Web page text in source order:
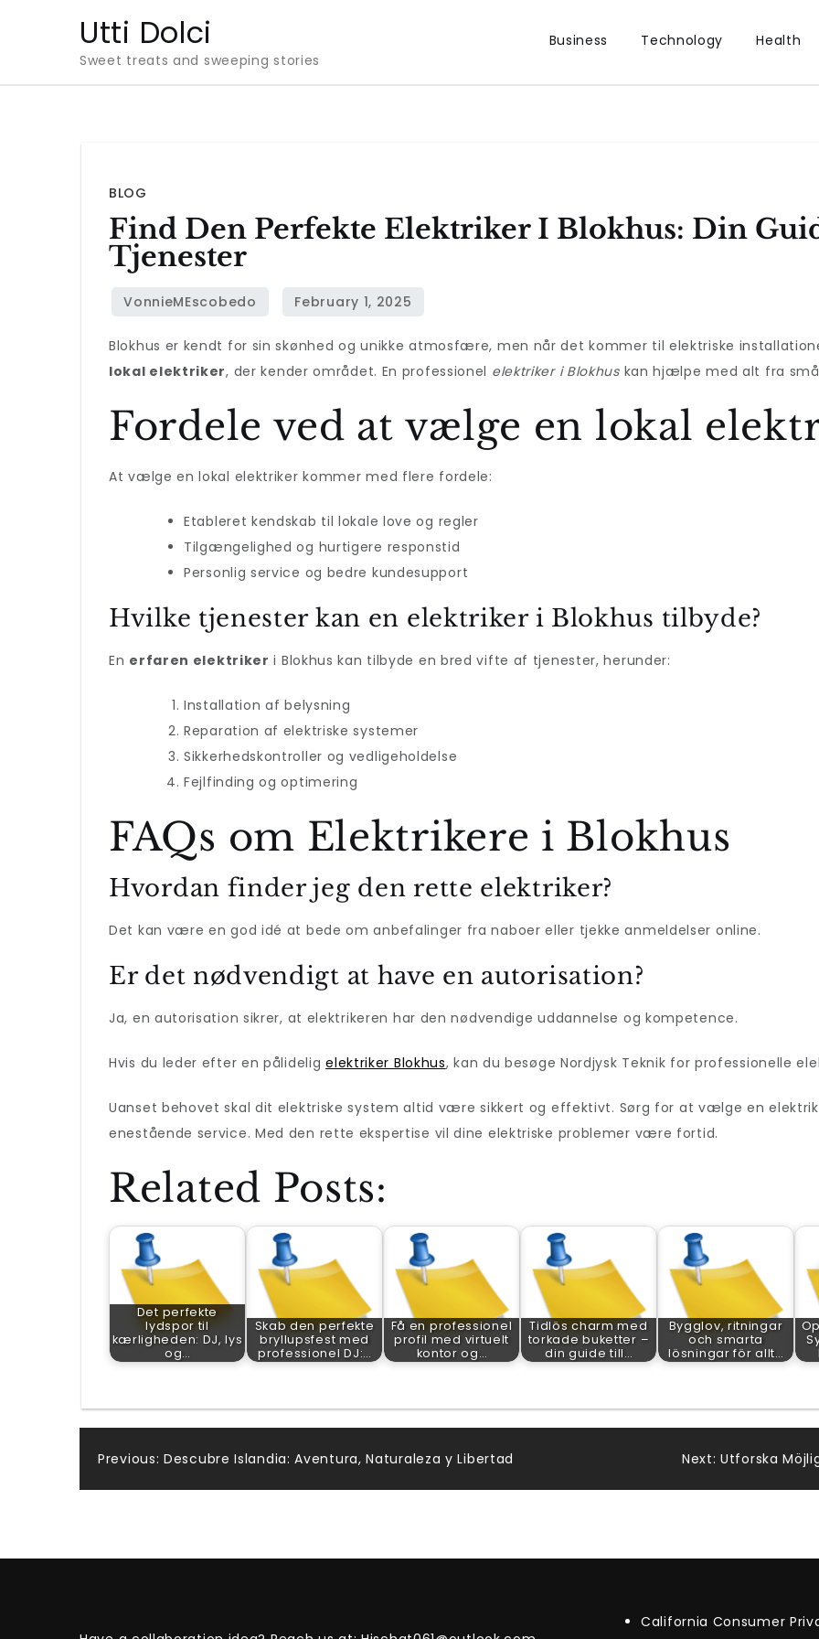
Utti Dolci
Sweet treats and sweeping stories
Business Technology Health
BLOG
Find Den Perfekte Elektriker I Blokhus: Din
Tjenester
Blokhus er kendt for sin skønhed og unikke atmosfære, men når det kommer til elektriske
lokal elektriker, der kender området. En professionel elektriker i Blokhuskan hjælpe med alt fra
Fordele ved at vælge en lokal
At vælge en lokal elektriker kommer med flere fordele:
Etableret kendskab til lokale love og regler
Tilgængelighed og hurtigere responstid
Personlig service og bedre kundesupport
Hvilke tjenester kan en elektriker i Blokhus tilbyde?
En erfaren elektriker i Blokhus kan tilbyde en bred vifte af tjenester, herunder:
Installation af belysning
Reparation af elektriske systemer
Sikkerhedskontroller og vedligeholdelse
Fejlfinding og optimering
FAQs om Elektrikere i Blokhus
Hvordan finder jeg den rette elektriker?
Det kan være en god idé at bede om anbefalinger fra naboer eller tjekke anmeldelser online.
Er det nødvendigt at have en autorisation?
Ja, en autorisation sikrer, at elektrikeren har den nødvendige uddannelse og kompetence.
Hvis du leder efter en pålideligelektriker Blokhus, kan du besøge Nordjysk Teknik for professionelle
Uanset behovet skal dit elektriske system altid være sikkert og effektivt. Sørg for at vælge en
enestående service. Med den rette ekspertise vil dine elektriske problemer være fortid.
Related Posts:
Det perfekte
lydspor til
kærligheden: DJ, lys
og…
Skab den perfekte
bryllupsfest med
professionel DJ:…
Få en professionel
profil med virtuelt
kontor og…
Tidlös charm med
torkade buketter –
din guide till…
Bygglov, ritningar
och smarta
lösningar för allt…
Post
Previous: Descubre Islandia: Aventura, Naturaleza y Libertad Next: Utforska
California Consumer